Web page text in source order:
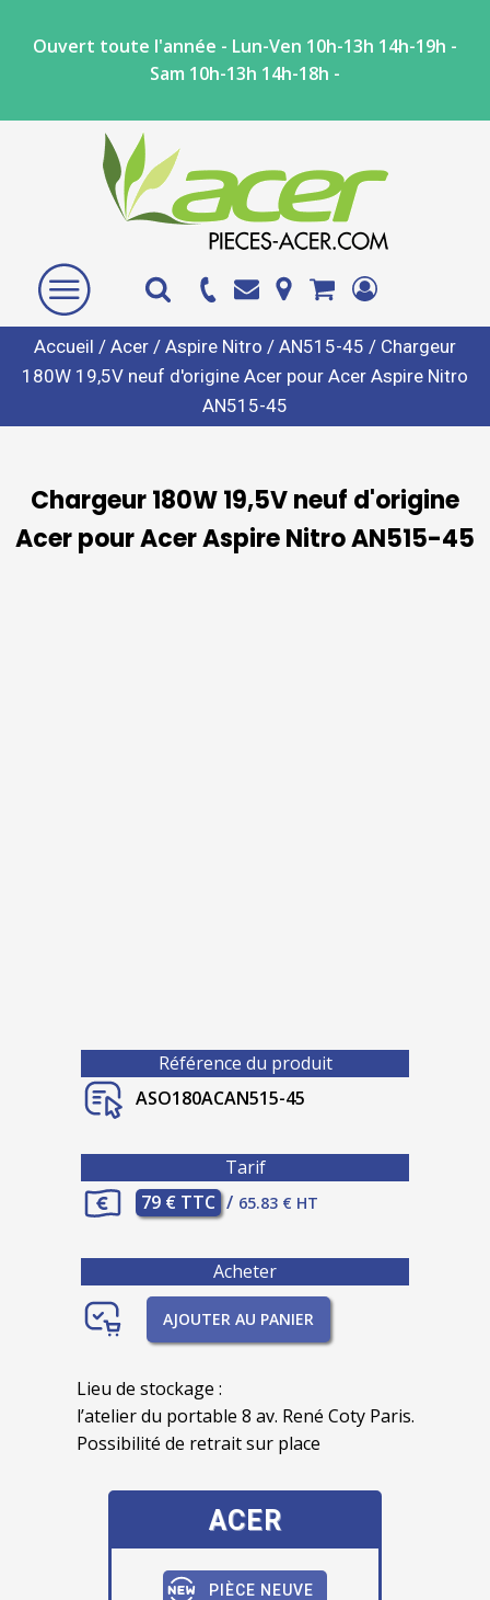
Ouvert toute l'année - Lun-Ven 10h-13h 14h-19h -
Sam 10h-13h 14h-18h -
Accueil / Acer / Aspire Nitro / AN515-45 / Chargeur
180W 19,5V neuf d'origine Acer pour Acer Aspire Nitro
AN515-45
Chargeur 180W 19,5V neuf d'origine
Acer pour Acer Aspire Nitro AN515-45
Référence du produit
ASO180ACAN515-45
Tarif
79 € TTC / 65.83 € HT
Acheter
AJOUTER AU PANIER
Lieu de stockage :
l’atelier du portable 8 av. René Coty Paris.
Possibilité de retrait sur place
ACER
PIÈCE NEUVE